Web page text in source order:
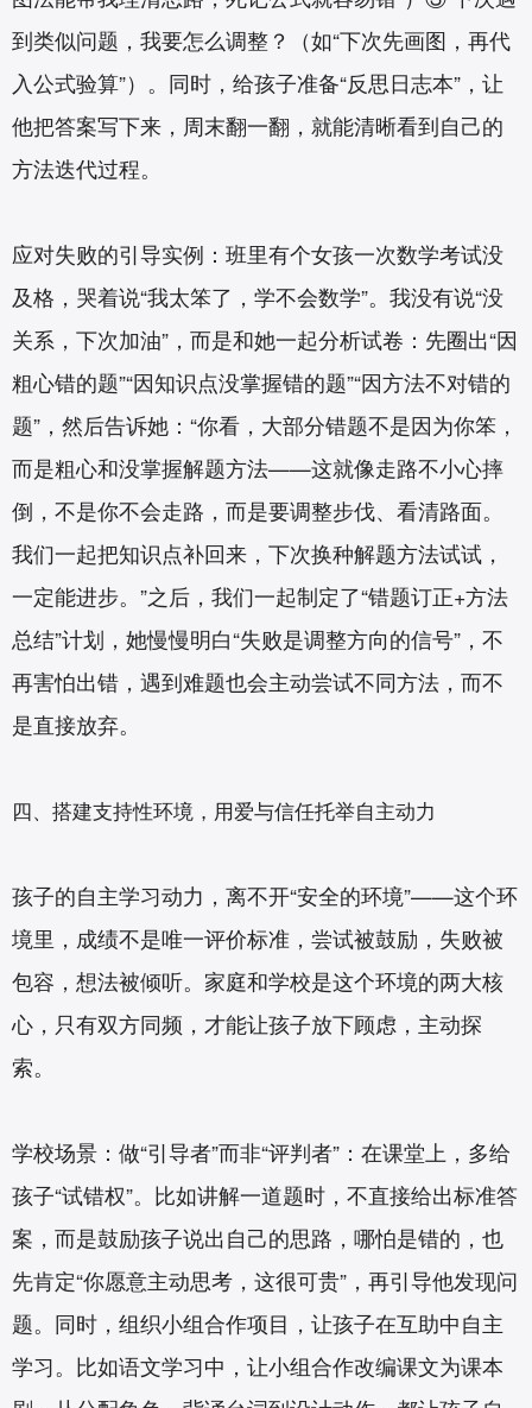
到类似问题，我要怎么调整？（如“下次先画图，再代
入公式验算”）。同时，给孩子准备“反思日志本”，让
他把答案写下来，周末翻一翻，就能清晰看到自己的
方法迭代过程。
应对失败的引导实例：班里有个女孩一次数学考试没
及格，哭着说“我太笨了，学不会数学”。我没有说“没
关系，下次加油”，而是和她一起分析试卷：先圈出“因
粗心错的题”“因知识点没掌握错的题”“因方法不对错的
题”，然后告诉她：“你看，大部分错题不是因为你笨，
而是粗心和没掌握解题方法——这就像走路不小心摔
倒，不是你不会走路，而是要调整步伐、看清路面。
我们一起把知识点补回来，下次换种解题方法试试，
一定能进步。”之后，我们一起制定了“错题订正+方法
总结”计划，她慢慢明白“失败是调整方向的信号”，不
再害怕出错，遇到难题也会主动尝试不同方法，而不
是直接放弃。
四、搭建支持性环境，用爱与信任托举自主动力
孩子的自主学习动力，离不开“安全的环境”——这个环
境里，成绩不是唯一评价标准，尝试被鼓励，失败被
包容，想法被倾听。家庭和学校是这个环境的两大核
心，只有双方同频，才能让孩子放下顾虑，主动探
索。
学校场景：做“引导者”而非“评判者”：在课堂上，多给
孩子“试错权”。比如讲解一道题时，不直接给出标准答
案，而是鼓励孩子说出自己的思路，哪怕是错的，也
先肯定“你愿意主动思考，这很可贵”，再引导他发现问
题。同时，组织小组合作项目，让孩子在互助中自主
学习。比如语文学习中，让小组合作改编课文为课本